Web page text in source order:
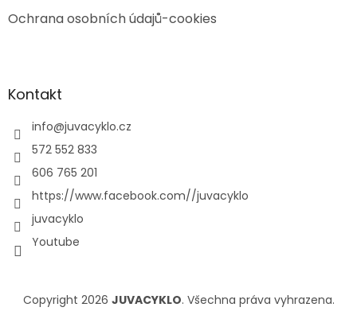
Ochrana osobních údajů-cookies
Kontakt
info@juvacyklo.cz
572 552 833
606 765 201
https://www.facebook.com//juvacyklo
juvacyklo
Youtube
Copyright 2026 JUVACYKLO. Všechna práva vyhrazena.